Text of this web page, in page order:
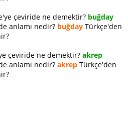
çeviride ne demektir? buğday
anlamı nedir? buğday Türkçe'den
çeviride ne demektir? akrep
anlamı nedir? akrep Türkçe'den